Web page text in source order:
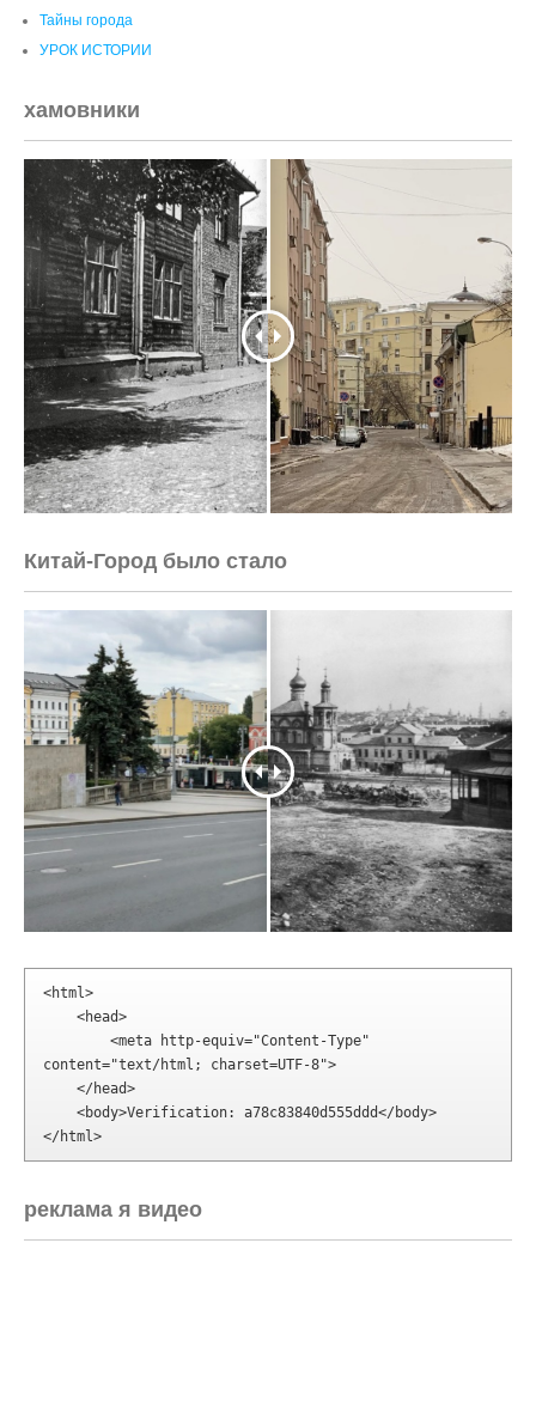
Тайны города
УРОК ИСТОРИИ
хамовники
Китай-Город было стало
<html>
content="text/html; charset=UTF-8">
</html>
реклама я видео